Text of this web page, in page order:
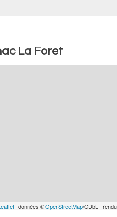
La Foret
| données ©OpenStreetMap/ODbL - rendu